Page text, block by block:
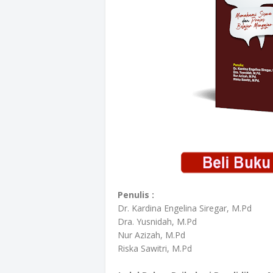
Penulis :
Dr. Kardina Engelina Siregar, M.Pd
Dra. Yusnidah, M.Pd
Nur Azizah, M.Pd
Riska Sawitri, M.Pd